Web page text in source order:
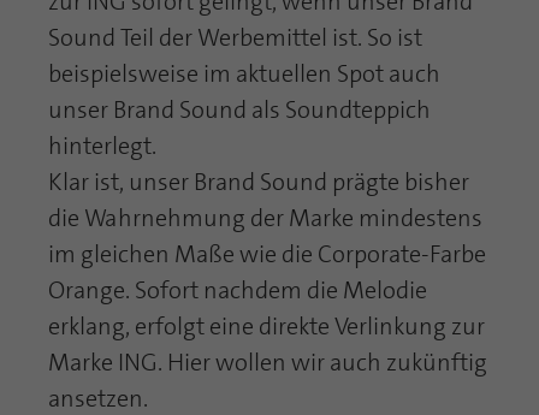
Sound Teil der Werbemittel ist. So ist
beispielsweise im aktuellen Spot auch
unser Brand Sound als Soundteppich
hinterlegt.
Klar ist, unser Brand Sound prägte bisher
die Wahrnehmung der Marke mindestens
im gleichen Maße wie die Corporate-Farbe
Orange. Sofort nachdem die Melodie
erklang, erfolgt eine direkte Verlinkung zur
Marke ING. Hier wollen wir auch zukünftig
ansetzen.